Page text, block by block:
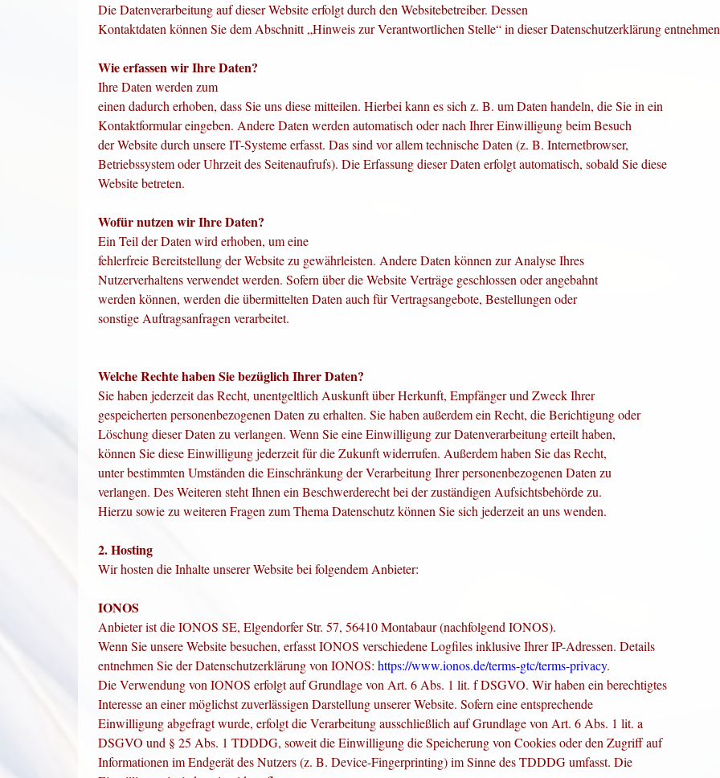
Die Datenverarbeitung auf dieser Website erfolgt durch den Websitebetreiber. Dessen
Kontaktdaten können Sie dem Abschnitt „Hinweis zur Verantwortlichen Stelle“ in dieserDatenschutzerklärung
Wie erfassen wir Ihre Daten?
Ihre Daten werden zum
einen dadurch erhoben, dass Sie uns diese mitteilen. Hierbei kann es sich z. B. um Daten handeln, die Sie in ein
Kontaktformular eingeben. Andere Daten werden automatisch oder nach Ihrer Einwilligung beim Besuch
der Website durch unsere IT-Systeme erfasst. Das sind vor allem technische Daten (z. B. Internetbrowser,
Betriebssystem oder Uhrzeit des Seitenaufrufs). Die Erfassung dieser Daten erfolgt automatisch, sobald Sie diese
Website betreten.
Wofür nutzen wir Ihre Daten?
Ein Teil der Daten wird erhoben, um eine
fehlerfreie Bereitstellung der Website zu gewährleisten. Andere Daten können zur Analyse Ihres
Nutzerverhaltens verwendet werden. Sofern über die Website Verträge geschlossen oder angebahnt
werden können, werden die übermittelten Daten auch für Vertragsangebote, Bestellungen oder
sonstige Auftragsanfragen verarbeitet.
Welche Rechte haben Sie bezüglich Ihrer Daten?
Sie haben jederzeit das Recht, unentgeltlich Auskunft über Herkunft, Empfänger und Zweck Ihrer
gespeicherten personenbezogenen Daten zu erhalten. Sie haben außerdem ein Recht, die Berichtigung oder
Löschung dieser Daten zu verlangen. Wenn Sie eine Einwilligung zur Datenverarbeitung erteilt haben,
können Sie diese Einwilligung jederzeit für die Zukunft widerrufen. Außerdem haben Sie das Recht,
unter bestimmten Umständen die Einschränkung der Verarbeitung Ihrer personenbezogenen Daten zu
verlangen. Des Weiteren steht Ihnen ein Beschwerderecht bei der zuständigen Aufsichtsbehördezu.
Hierzu sowie zu weiteren Fragen zum Thema Datenschutz können Sie sich jederzeit an unswenden.
2. Hosting
Wir hosten die Inhalte unserer Website bei folgendem Anbieter:
IONOS
Anbieter ist die IONOS SE, Elgendorfer Str. 57, 56410 Montabaur (nachfolgend IONOS).
Wenn Sie unsere Website besuchen, erfasst IONOS verschiedene Logfiles inklusive Ihrer IP-Adressen. Details
entnehmen Sie der Datenschutzerklärung von IONOS: https://www.ionos.de/terms-gtc/terms-privacy.
Die Verwendung von IONOS erfolgt auf Grundlage von Art. 6 Abs. 1 lit. f DSGVO. Wir haben ein berechtigtes
Interesse an einer möglichst zuverlässigen Darstellung unserer Website. Sofern eine entsprechende
Einwilligung abgefragt wurde, erfolgt die Verarbeitung ausschließlich auf Grundlage von Art. 6 Abs. 1 lit. a
DSGVO und § 25 Abs. 1 TDDDG, soweit die Einwilligung die Speicherung von Cookies oder den Zugriff auf
Informationen im Endgerät des Nutzers (z. B. Device-Fingerprinting) im Sinne des TDDDG umfasst. Die